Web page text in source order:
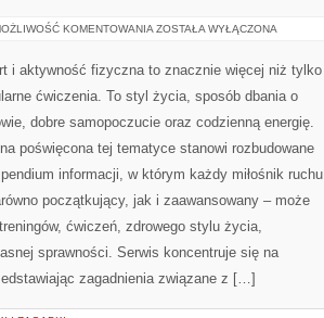
KOMENTOWANIA FITNESS
ZOSTAŁA WYŁĄCZONA
i aktywność fizyczna to znacznie więcej niż tylko
ćwiczenia. To styl życia, sposób dbania o
dobre samopoczucie oraz codzienną energię.
poświęcona tej tematyce stanowi rozbudowane
informacji, w którym każdy miłośnik ruchu
początkujący, jak i zaawansowany – może
ćwiczeń, zdrowego stylu życia,
sprawności. Serwis koncentruje się na
zagadnienia związane z […]